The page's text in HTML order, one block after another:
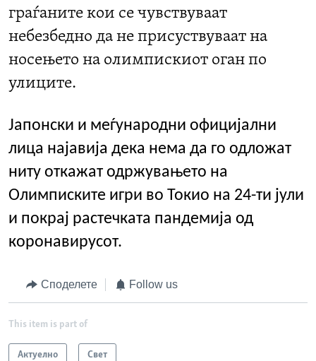
граѓаните кои се чувствуваат
небезбедно да не присуствуваат на
носењето на олимпискиот оган по
улиците.
Јапонски и меѓународни официјални
лица најавија дека нема да го одложат
ниту откажат одржувањето на
Олимписките игри во Токио на 24-ти јули
и покрај растечката пандемија од
коронавирусот.
Споделете Follow us
This item is part of
Актуелно Свет